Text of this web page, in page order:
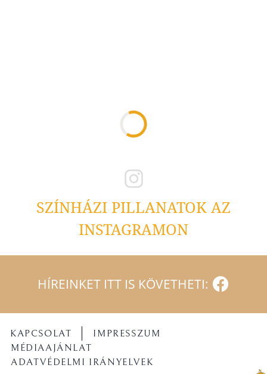
SZÍNHÁZI PILLANATOK AZ
INSTAGRAMON
HÍREINKET ITT IS KÖVETHETI:
KAPCSOLAT
IMPRESSZUM
MÉDIAAJÁNLAT
ADATVÉDELMI IRÁNYELVEK